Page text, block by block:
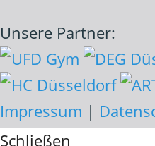
Unsere Partner:
Impressum |
Schließen